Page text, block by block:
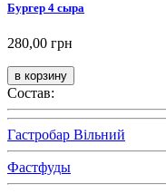
Бургер 4 сыра
280,00 грн
Состав:
Гастробар Вільний
Фастфуды